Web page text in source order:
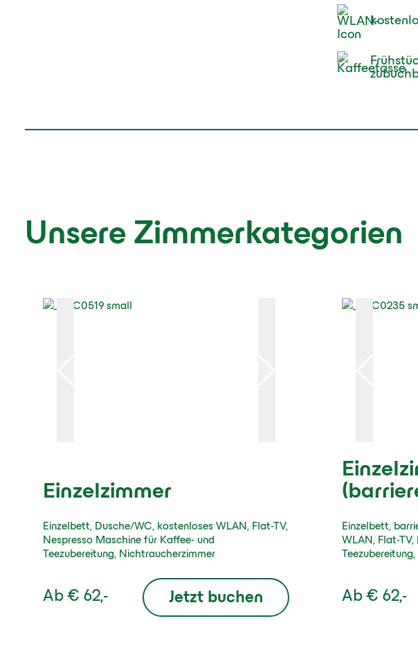
Unsere Zimmerkategorien
Einzelzimmer
Einzelbett, Dusche/WC, kostenloses WLAN, Flat-TV,
Nespresso Maschine für Kaffee- und
Teezubereitung, Nichtraucherzimmer
Ab € 62,- Jetzt buchen
Einzelbett,
WLAN, Flat-
Ab € 62,-